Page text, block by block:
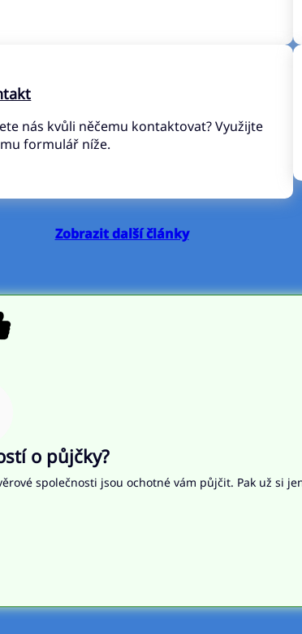
nás kvůli něčemu kontaktovat? Využijte
formulář níže.
Zobrazit další články
o půjčky?
společnosti jsou ochotné vám půjčit. Pak už si